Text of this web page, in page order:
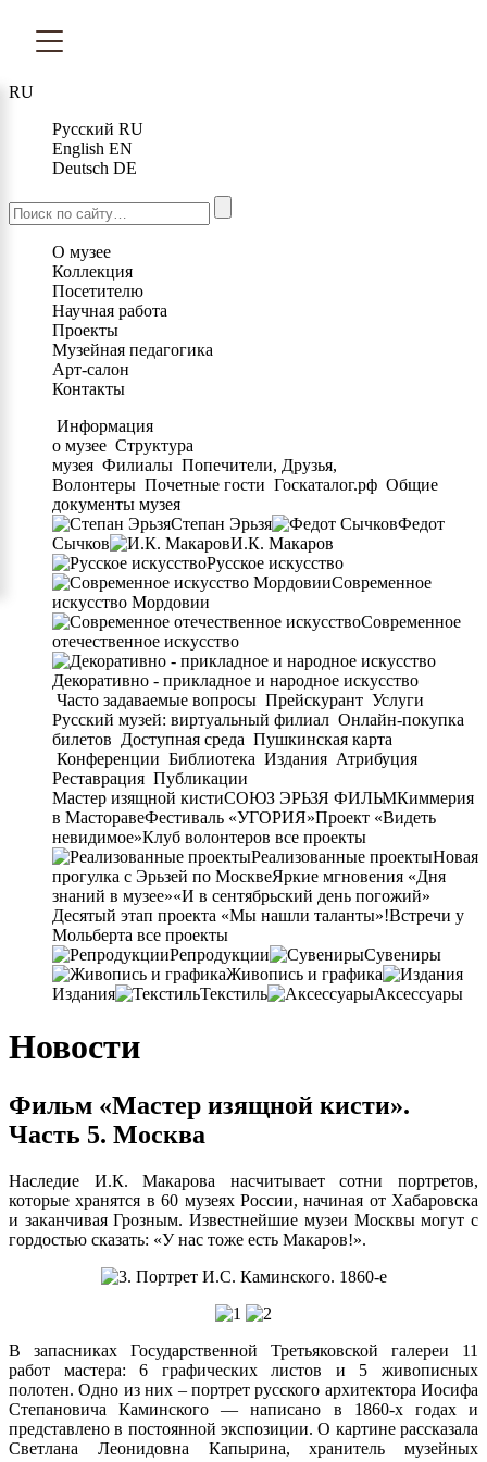
RU
Русский RU
English EN
Deutsch DE
О музее
Коллекция
Посетителю
Научная работа
Проекты
Музейная педагогика
Арт-салон
Контакты
Информация
о музее Структура
музея Филиалы Попечители, Друзья,
Волонтеры Почетные гости Госкаталог.рф Общие
документы музея
Степан Эрьзя
Федот
Сычков
И.К. Макаров
Русское искусство
Современное
искусство Мордовии
Современное
отечественное искусство
Декоративно - прикладное и народное искусство
Часто задаваемые вопросы Прейскурант Услуги
Русский музей: виртуальный филиал Онлайн-покупка
билетов Доступная среда Пушкинская карта
Конференции Библиотека Издания Атрибуция
Реставрация Публикации
Мастер изящной кистиСОЮЗ ЭРЬЗЯ ФИЛЬМКиммерия
в МасторавеФестиваль «УГОРИЯ»Проект «Видеть
невидимое»Клуб волонтеров все проекты
Реализованные проектыНовая
прогулка с Эрьзей по МосквеЯркие мгновения «Дня
знаний в музее»«И в сентябрьский день погожий»
Десятый этап проекта «Мы нашли таланты»!Встречи у
Мольберта все проекты
Репродукции
Сувениры
Живопись и графика
Издания
Текстиль Аксессуары
Новости
Фильм «Мастер изящной кисти».
Часть 5. Москва
Наследие И.К. Макарова насчитывает сотни портретов,
которые хранятся в 60 музеях России, начиная от Хабаровска
и заканчивая Грозным. Известнейшие музеи Москвы могут с
гордостью сказать: «У нас тоже есть Макаров!».
В запасниках Государственной Третьяковской галереи 11
работ мастера: 6 графических листов и 5 живописных
полотен. Одно из них – портрет русского архитектора Иосифа
Степановича Каминского — написано в 1860-х годах и
представлено в постоянной экспозиции. О картине рассказала
Светлана Леонидовна Капырина, хранитель музейных